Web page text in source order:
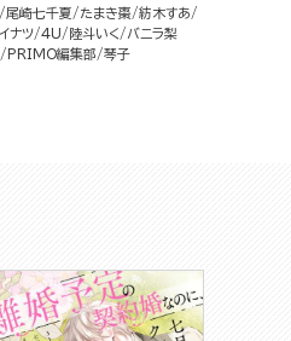
尾崎七千夏 たまき棗 紡木すあ
ナツ 4U 陸斗いく
バニラ梨
PRIMO編集部 琴子